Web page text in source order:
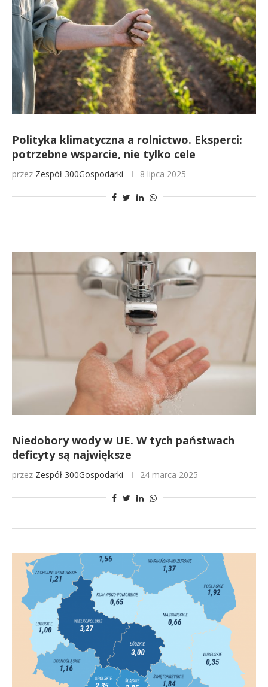
Polityka klimatyczna a rolnictwo. Eksperci:
potrzebne wsparcie, nie tylko cele
przez Zespół 300Gospodarki 8 lipca 2025
Niedobory wody w UE. W tych państwach
deficyty są największe
przez Zespół 300Gospodarki 24 marca 2025